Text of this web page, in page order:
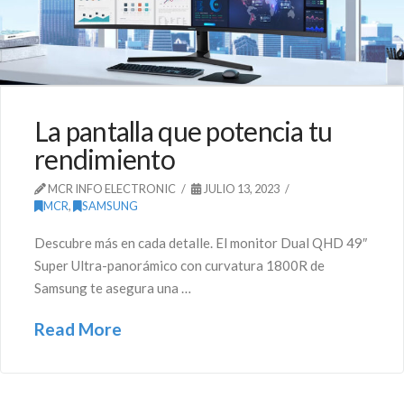
La pantalla que potencia tu
rendimiento
MCR INFO ELECTRONIC
JULIO 13, 2023
MCR, SAMSUNG
Descubre más en cada detalle. El monitor Dual QHD 49″
Super Ultra-panorámico con curvatura 1800R de
Samsung te asegura una …
Read More